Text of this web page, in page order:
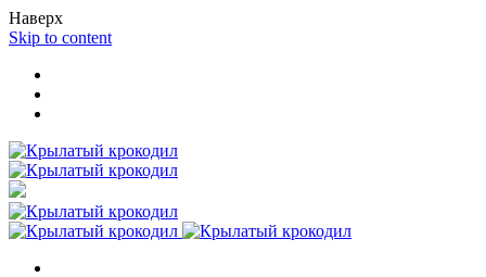
Наверх
Skip to content